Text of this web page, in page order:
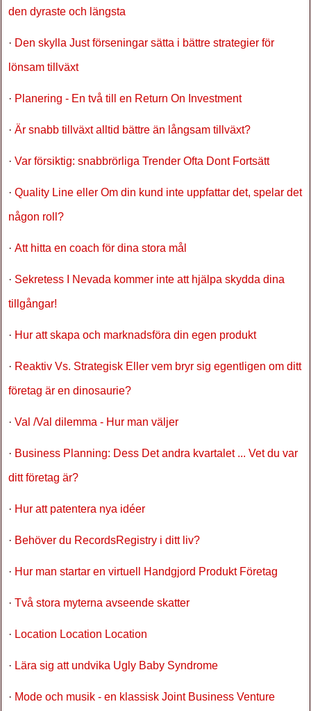
den dyraste och längsta
· Den skylla Just förseningar sätta i bättre strategier för
lönsam tillväxt
· Planering - En två till en Return On Investment
· Är snabb tillväxt alltid bättre än långsam tillväxt?
· Var försiktig: snabbrörliga Trender Ofta Dont Fortsätt
· Quality Line eller Om din kund inte uppfattar det, spelar det
någon roll?
· Att hitta en coach för dina stora mål
· Sekretess I Nevada kommer inte att hjälpa skydda dina
tillgångar!
· Hur att skapa och marknadsföra din egen produkt
· Reaktiv Vs. Strategisk Eller vem bryr sig egentligen om ditt
företag är en dinosaurie?
· Val /Val dilemma - Hur man väljer
· Business Planning: Dess Det andra kvartalet ... Vet du var
ditt företag är?
· Hur att patentera nya idéer
· Behöver du RecordsRegistry i ditt liv?
· Hur man startar en virtuell Handgjord Produkt Företag
· Två stora myterna avseende skatter
· Location Location Location
· Lära sig att undvika Ugly Baby Syndrome
· Mode och musik - en klassisk Joint Business Venture